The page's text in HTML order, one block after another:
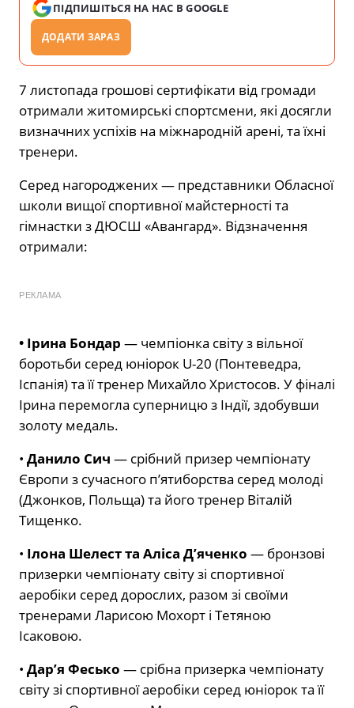
ПІДПИШІТЬСЯ НА НАС В GOOGLE
ДОДАТИ ЗАРАЗ
7 листопада грошові сертифікати від громади
отримали житомирські спортсмени, які досягли
визначних успіхів на міжнародній арені, та їхні
тренери.
Серед нагороджених — представники Обласної
школи вищої спортивної майстерності та
гімнастки з ДЮСШ «Авангард». Відзначення
отримали:
РЕКЛАМА
• Ірина Бондар — чемпіонка світу з вільної
боротьби серед юніорок U-20 (Понтеведра,
Іспанія) та її тренер Михайло Христосов. У фіналі
Ірина перемогла суперницю з Індії, здобувши
золоту медаль.
• Данило Сич — срібний призер чемпіонату
Європи з сучасного п’ятиборства серед молоді
(Джонков, Польща) та його тренер Віталій
Тищенко.
• Ілона Шелест та Аліса Д’яченко — бронзові
призерки чемпіонату світу зі спортивної
аеробіки серед дорослих, разом зі своїми
тренерами Ларисою Мохорт і Тетяною
Ісаковою.
• Дар’я Фесько — срібна призерка чемпіонату
світу зі спортивної аеробіки серед юніорок та її